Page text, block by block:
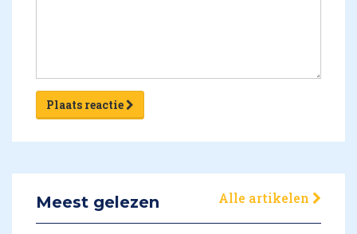
Plaats reactie
Meest gelezen Alle artikelen